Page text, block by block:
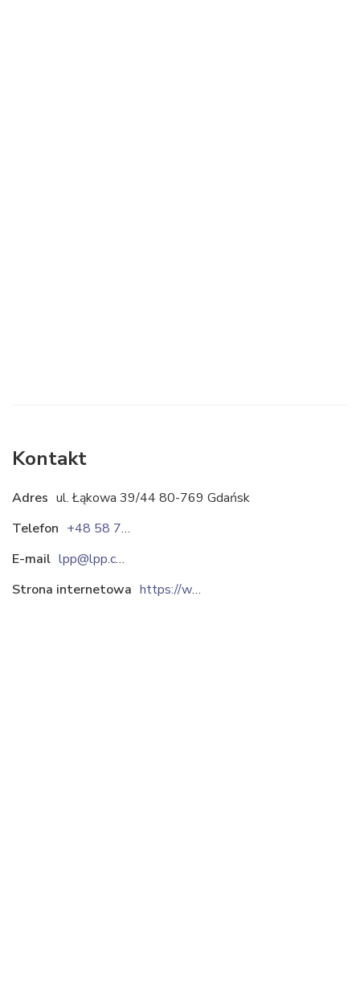
Kontakt
Adres ul. Łąkowa 39/44 80-769 Gdańsk
Telefon
+48 58 76 96 900
E-mail
lpp@lpp.com
Strona internetowa
https://www.lpp.com